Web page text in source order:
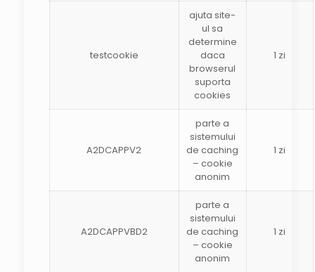
testcookie
ajuta site-
ul sa
determine
daca
browserul
suporta
cookies
1 zi
A2DCAPPV2
parte a
sistemului
de caching
– cookie
anonim
1 zi
A2DCAPPVBD2
parte a
sistemului
de caching
– cookie
anonim
1 zi